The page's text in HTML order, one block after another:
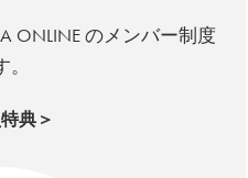
ONLINE のメンバー制度
典＞